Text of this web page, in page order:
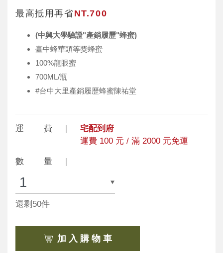
最高抵用再省NT.700
(中興大學驗證"產銷履歷"蜂蜜)
臺中蜂華頭等獎蜂蜜
100%龍眼蜜
700ML/瓶
#台中大里產銷履歷蜂蜜陳祐堂
運 費
宅配到府
運費 100 元 / 滿 2000 元免運
數 量
還剩50件
加 入 購 物 車